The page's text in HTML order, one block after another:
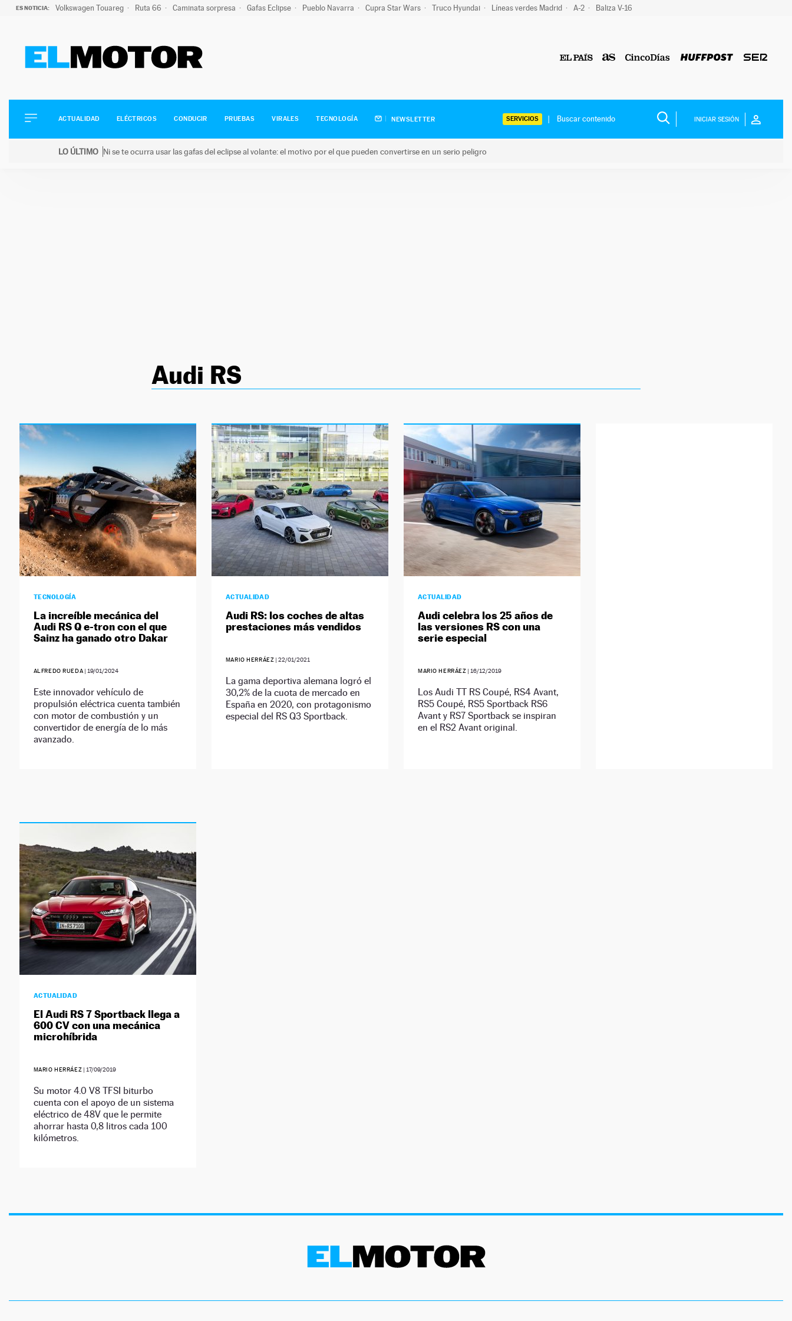
ES NOTICIA: Volkswagen Touareg Ruta 66 Caminata sorpresa Gafas Eclipse Pueblo Navarra Cupra Star Wars Truco Hyundai Líneas verdes Madrid A-2 Baliza V-16
ELÉCTRICOS
CONDUCIR
ACTUALIDAD ELÉCTRICOS CONDUCIR PRUEBAS VIRALES TECNOLOGÍA NEWSLETTER SERVICIOS INICIAR SESIÓN
LO ÚLTIMO Ni se te ocurra usar las gafas del eclipse al volante: el motivo por el que pueden convertirse en un serio peligro
Audi RS
TECNOLOGÍA
La increíble mecánica del
Audi RS Q e-tron con el que
Sainz ha ganado otro Dakar
ALFREDO RUEDA | 19/01/2024
Este innovador vehículo de
propulsión eléctrica cuenta también
con motor de combustión y un
convertidor de energía de lo más
avanzado.
ACTUALIDAD
Audi RS: los coches de altas
prestaciones más vendidos
MARIO HERRÁEZ |22/01/2021
La gama deportiva alemana logró el
30,2% de la cuota de mercado en
España en 2020, con protagonismo
especial del RS Q3 Sportback.
ACTUALIDAD
Audi celebra los 25 años de
las versiones RS con una
serie especial
MARIO HERRÁEZ | 16/12/2019
Los Audi TT RS Coupé, RS4 Avant,
RS5 Coupé, RS5 Sportback RS6
Avant y RS7 Sportback se inspiran
en el RS2 Avant original.
ACTUALIDAD
El Audi RS 7 Sportback llega a
600 CV con una mecánica
microhíbrida
MARIO HERRÁEZ | 17/09/2019
Su motor 4.0 V8 TFSI biturbo
cuenta con el apoyo de un sistema
eléctrico de 48V que le permite
ahorrar hasta 0,8 litros cada 100
kilómetros.